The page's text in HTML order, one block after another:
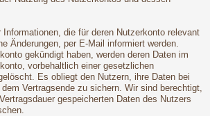
Informationen, die für deren Nutzerkonto relevant
Änderungen, per E-Mail informiert werden.
gekündigt haben, werden deren Daten im
vorbehaltlich einer gesetzlichen
Es obliegt den Nutzern, ihre Daten bei
Vertragsende zu sichern. Wir sind berechtigt,
gespeicherten Daten des Nutzers